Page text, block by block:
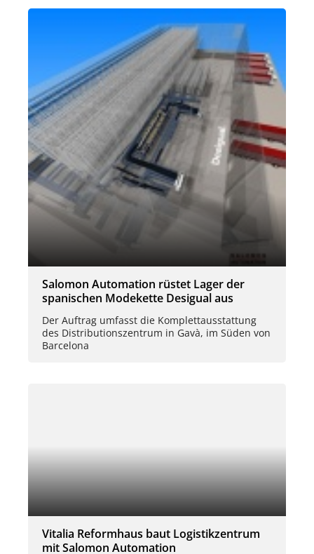
Salomon Automation rüstet Lager der
spanischen Modekette Desigual aus
Der Auftrag umfasst die Komplettausstattung
des Distributionszentrum in Gavà, im Süden von
Barcelona
Vitalia Reformhaus baut Logistikzentrum
mit Salomon Automation